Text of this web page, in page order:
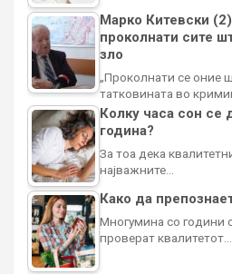
Марко Китевски
проколнати сите
зло
„Проколнати се оние
татковината во
Колку часа сон се
година?
За тоа дека
најважните…
Како да
Многумина со години
проверат квалитетот…